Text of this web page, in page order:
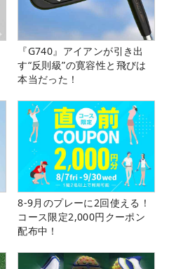
『G740』アイアンが引き出
す“反則級”の寛容性と飛びは
本当だった！
8-9月のプレーに2回使える！
コース限定2,000円クーポン
配布中！